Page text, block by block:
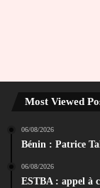
Most Viewed
06/08/2026
Bénin : Patrice
06/08/2026
ESTBA : appel à